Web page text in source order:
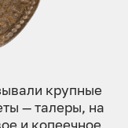
круп­ные
— талеры, на
и ко­пе­еч­ное